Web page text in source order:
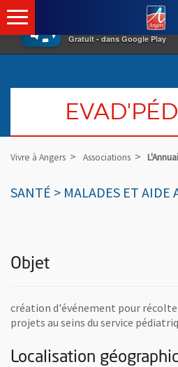
×
Gratuit - dans Google Play
Vivre à Angers Associations
SANTÉ > MALADES ET AIDE
Objet
création d'événement pour
projets au seins du service
Localisation